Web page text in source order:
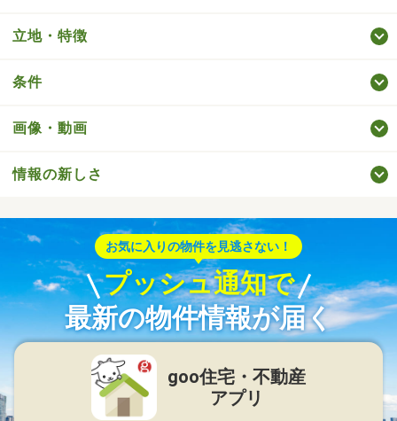
立地・特徴
条件
画像・動画
情報の新しさ
お気に入りの物件を見逃さない！
プッシュ通知で
最新の物件情報が届く
goo住宅・不動産
アプリ